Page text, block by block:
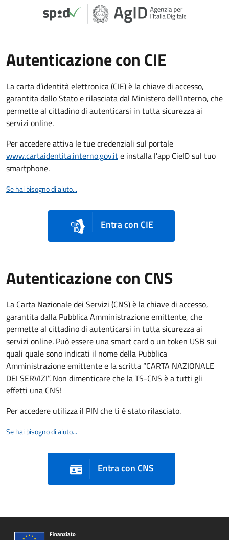
Autenticazione con CIE
La carta d’identità elettronica (CIE) è la chiave di accesso,
garantita dallo Stato e rilasciata dal Ministero dell’Interno, che
permette al cittadino di autenticarsi in tutta sicurezza ai
servizi online.
Per accedere attiva le tue credenziali sul portale
www.cartaidentita.interno.gov.ite installa l'app CieID sul tuo
smartphone.
Se hai bisogno di aiuto...
Entra con CIE
Autenticazione con CNS
La Carta Nazionale dei Servizi (CNS) è la chiave di accesso,
garantita dalla Pubblica Amministrazione emittente, che
permette al cittadino di autenticarsi in tutta sicurezza ai
servizi online. Può essere una smart card o un token USB sui
quali quale sono indicati il nome della Pubblica
Amministrazione emittente e la scritta “CARTA NAZIONALE
DEI SERVIZI”. Non dimenticare che la TS-CNS è a tutti gli
effetti una CNS!
Per accedere utilizza il PIN che ti è stato rilasciato.
Se hai bisogno di aiuto...
Entra con CNS